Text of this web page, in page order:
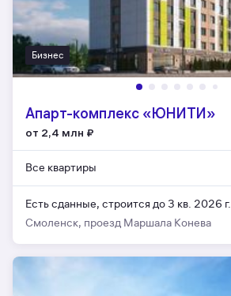
Бизнес
Апарт-комплекс «ЮНИТИ»
от 2,4 млн ₽
Все квартиры
Есть сданные, строится до 3 кв. 2026 г.
Смоленск, проезд Маршала Конева